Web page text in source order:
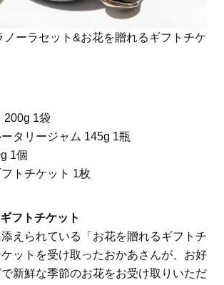
ノーラセット&お花を贈れるギフトチケ
200g 1袋
タリージャム 145g 1瓶
1個
トチケット 1枚
フトチケット
えられている「お花を贈れるギフトチ
ットを受け取ったおかあさんが、お好
新鮮な季節のお花をお受け取りいただ